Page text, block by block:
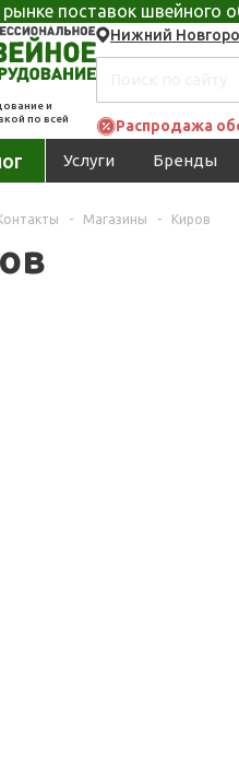
рынке поставок швейного
и
по всей
Нижний
Распродажа
Услуги Бренды
- Магазины - Киров